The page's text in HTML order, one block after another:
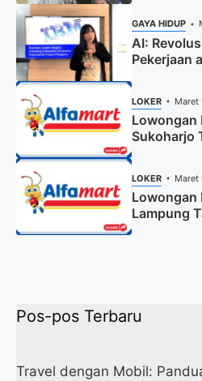
GAYA HIDUP
AI:
Pekerjaan
LOKER Maret
Lowongan
Sukoharjo
LOKER Maret
Lowongan
Lampung
Sekarang)
Pos-pos Terbaru
Travel dengan Mobil: